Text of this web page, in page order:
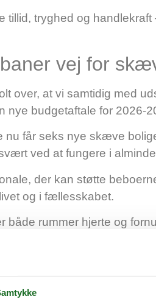
tillid, tryghed og
vej for
over, at vi samtidig med
nye budgetaftale for 2026-
nu får seks nye skæve
ved at fungere i
der kan støtte
og i fællesskabet.
både rummer hjerte og
for nogle af dem, der
viser, at stabile
behovet for dyre